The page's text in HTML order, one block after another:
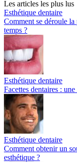
Les articles les plus lus
Esthétique dentaire
Comment se déroule la
temps ?
Esthétique dentaire
Facettes dentaires :
Esthétique dentaire
Comment obtenir un
esthétique ?